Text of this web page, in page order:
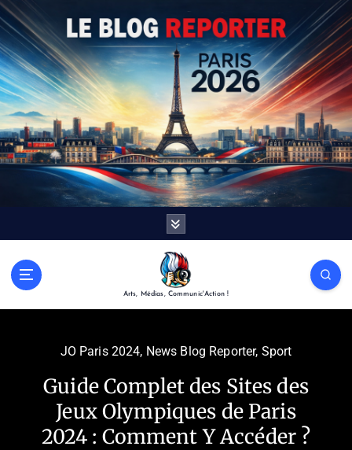
Arts, Médias, Communic'Action !
JO Paris 2024, News Blog Reporter, Sport
Guide Complet des Sites des
Jeux Olympiques de Paris
2024 : Comment Y Accéder ?